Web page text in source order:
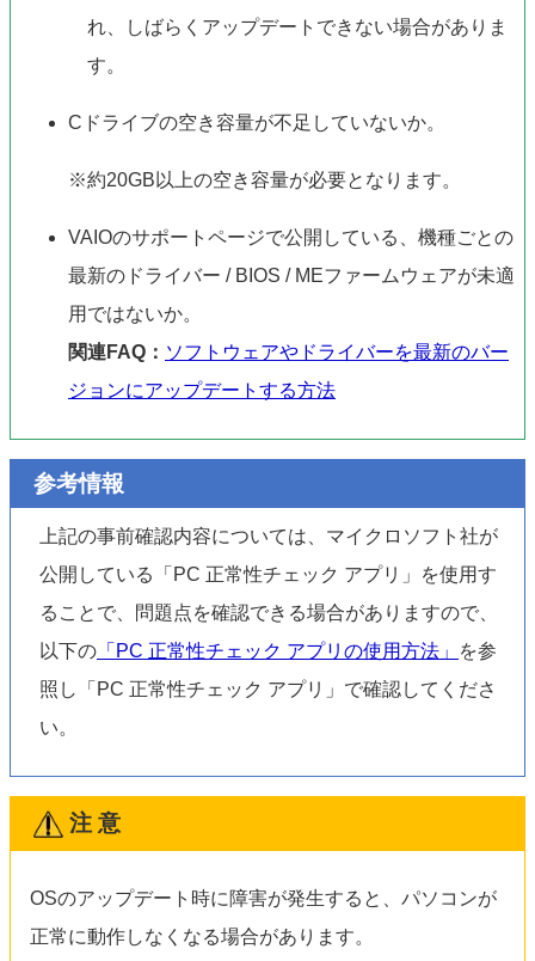
れ、しばらくアップデートできない場合がありま
す。
Cドライブの空き容量が不足していないか。
※約20GB以上の空き容量が必要となります。
VAIOのサポートページで公開している、機種ごとの
最新のドライバー / BIOS / MEファームウェアが未適
用ではないか。
関連FAQ： ソフトウェアやドライバーを最新のバー
ジョンにアップデートする方法
参考情報
上記の事前確認内容については、マイクロソフト社が
公開している「PC 正常性チェック アプリ」を使用す
ることで、問題点を確認できる場合がありますので、
以下の 「PC 正常性チェック アプリの使用方法」
を参
照し「PC 正常性チェック アプリ」で確認してくださ
い。
注 意
OSのアップデート時に障害が発生すると、パソコンが
正常に動作しなくなる場合があります。